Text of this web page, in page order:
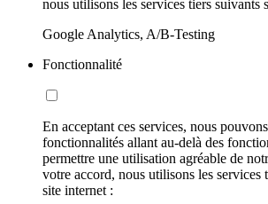
nous utilisons les services tiers suivants
Google Analytics, A/B-Testing
Fonctionnalité
En acceptant ces services, nous
fonctionnalités allant au-delà des
permettre une utilisation agréable de
votre accord, nous utilisons les services
site internet :